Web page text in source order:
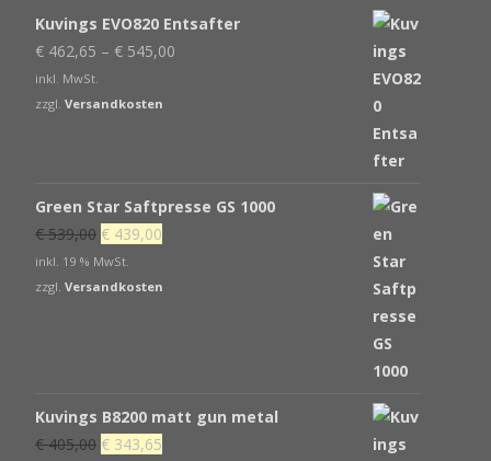
Kuvings EVO820 Entsafter
€ 462,65 – € 545,00
inkl. MwSt.
zzgl. Versandkosten
Green Star Saftpresse GS 1000
€539,00 Ursprünglicher
Preis
war:
€ 439,00
ist:
inkl. 19 % MwSt.
zzgl. Versandkosten
Kuvings B8200 matt gun metal
€405,00 Ursprünglicher
€ 343,65